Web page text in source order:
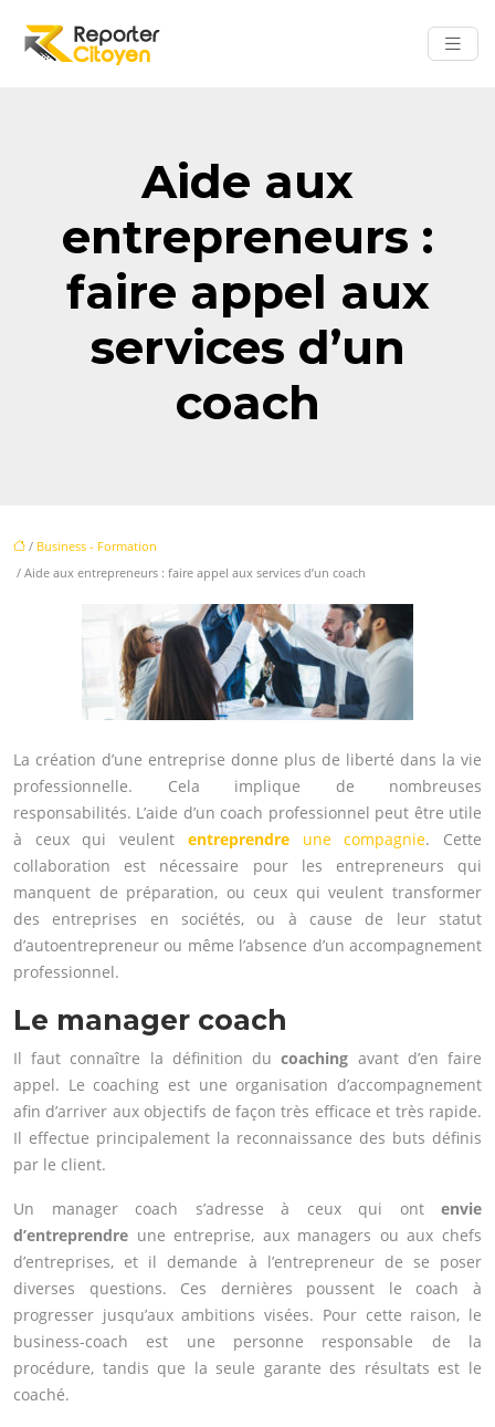
Aide aux
entrepreneurs :
faire appel aux
services d’un
coach
/ Business - Formation
/ Aide aux entrepreneurs : faire appel aux services d’un coach
La création d’une entreprise donne plus de liberté dans la vie
professionnelle. Cela implique de nombreuses
responsabilités. L’aide d’un coach professionnel peut être utile
à ceux qui veulent entreprendre une compagnie. Cette
collaboration est nécessaire pour les entrepreneurs qui
manquent de préparation, ou ceux qui veulent transformer
des entreprises en sociétés, ou à cause de leur statut
d’autoentrepreneur ou même l’absence d’un accompagnement
professionnel.
Le manager coach
Il faut connaître la définition ducoaching avant d’en faire
appel. Le coaching est une organisation d’accompagnement
afin d’arriver aux objectifs de façon très efficace et très rapide.
Il effectue principalement la reconnaissance des buts définis
par le client.
Un manager coach s’adresse à ceux qui ont envie
d’entreprendre une entreprise, aux managers ou aux chefs
d’entreprises, et il demande à l’entrepreneur de se poser
diverses questions. Ces dernières poussent le coach à
progresser jusqu’aux ambitions visées. Pour cette raison, le
business-coach est une personne responsable de la
procédure, tandis que la seule garante des résultats est le
coaché.